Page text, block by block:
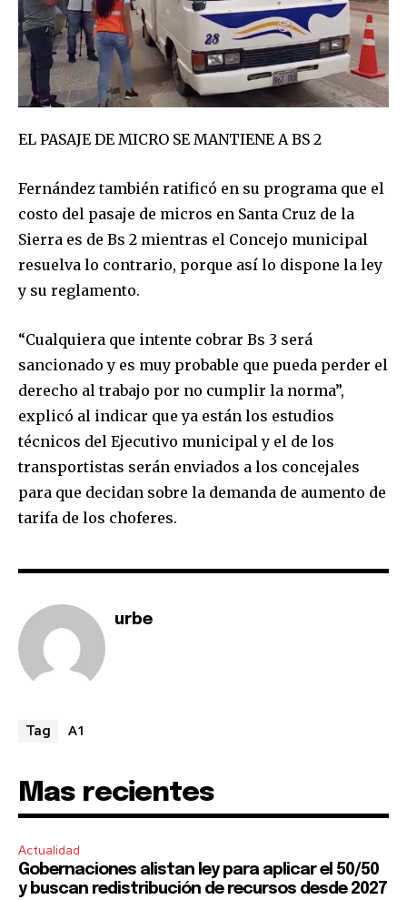
SUBSCRIBE
I've read and accept thePrivacy Policy
EL PASAJE DE MICRO SE MANTIENE A BS 2
Fernández también ratificó en su programa que el
costo del pasaje de micros en Santa Cruz de la
Sierra es de Bs 2 mientras el Concejo municipal
resuelva lo contrario, porque así lo dispone la ley
y su reglamento.
“Cualquiera que intente cobrar Bs 3 será
sancionado y es muy probable que pueda perder el
derecho al trabajo por no cumplir la norma”,
explicó al indicar que ya están los estudios
técnicos del Ejecutivo municipal y el de los
transportistas serán enviados a los concejales
para que decidan sobre la demanda de aumento de
tarifa de los choferes.
urbe
Tag A1
Mas recientes
Actualidad
Gobernaciones alistan ley para aplicar el 50/50
y buscan redistribución de recursos desde 2027